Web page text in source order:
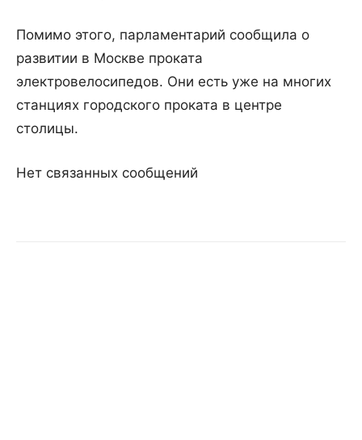
Помимо этого, парламентарий сообщила о
развитии в Москве проката
электровелосипедов. Они есть уже на многих
станциях городского проката в центре
столицы.
Нет связанных сообщений